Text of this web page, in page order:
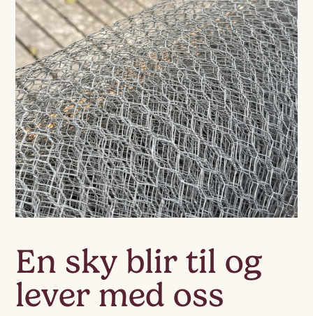
En sky blir til og
lever med oss